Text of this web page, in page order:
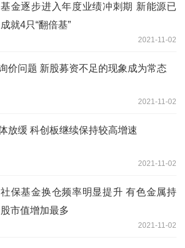
基金逐步进入年度业绩冲刺期 新能源已
成就4只“翻倍基”
2021-11-02
价问题 新股募资不足的现象成为常态
2021-11-02
放缓 科创板继续保持较高增速
2021-11-02
社保基金换仓频率明显提升 有色金属持
股市值增加最多
2021-11-02